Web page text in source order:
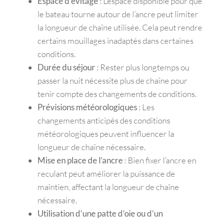
le bateau tourne autour de l’ancre peut limiter
la longueur de chaîne utilisée. Cela peut rendre
certains mouillages inadaptés dans certaines
conditions.
Durée du séjour: Rester plus longtemps ou
passer la nuit nécessite plus de chaîne pour
tenir compte des changements de conditions.
Prévisions météorologiques: Les
changements anticipés des conditions
météorologiques peuvent influencer la
longueur de chaîne nécessaire.
Mise en place de l’ancre: Bien fixer l’ancre en
reculant peut améliorer la puissance de
maintien, affectant la longueur de chaîne
nécessaire.
Utilisation d’une patte d’oie ou d’un